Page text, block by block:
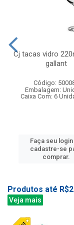
Cj tacas vidro
gallant
Código:
Embalagem:
Caixa Com: 6
Faça seu
cadastre-se
comprar.
Produtos até
Veja mais